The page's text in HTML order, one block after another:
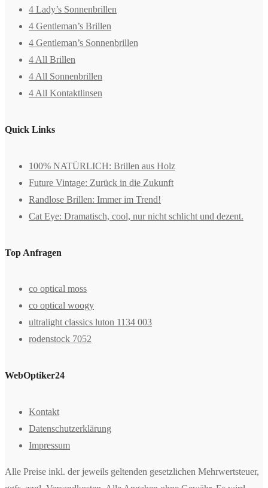
4 Lady’s Sonnenbrillen
4 Gentleman’s Brillen
4 Gentleman’s Sonnenbrillen
4 All Brillen
4 All Sonnenbrillen
4 All Kontaktlinsen
Quick Links
100% NATÜRLICH: Brillen aus Holz
Future Vintage: Zurück in die Zukunft
Randlose Brillen: Immer im Trend!
Cat Eye: Dramatisch, cool, nur nicht schlicht und dezent.
Top Anfragen
co optical moss
co optical woogy
ultralight classics luton 1134 003
rodenstock 7052
WebOptiker24
Kontakt
Datenschutzerklärung
Impressum
Alle Preise inkl. der jeweils geltenden gesetzlichen Mehrwertsteuer,